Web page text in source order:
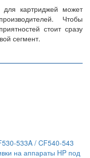
картриджей может
Чтобы
стоит сразу
сегмент.
533A / CF540-543
на аппараты HP под